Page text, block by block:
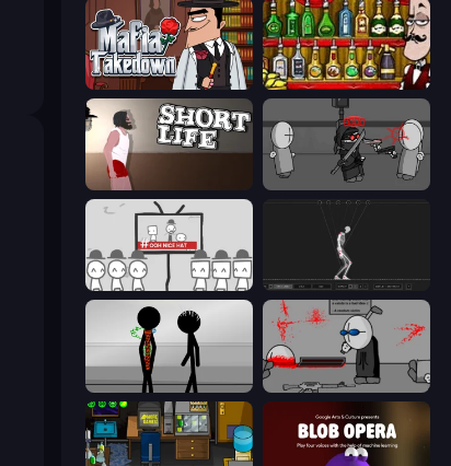
Mafia Takedown Bartender The Right Mix
Short Life Madness Project Nexus
We Become What We Behold Skeleton Simulator
Stick Figure Penalty 2 Madness Deathwish